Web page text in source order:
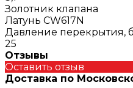
Золотник клапана
Латунь CW617N
Давление перекрытия,
25
Отзывы
Оставить отзыв
Доставка по